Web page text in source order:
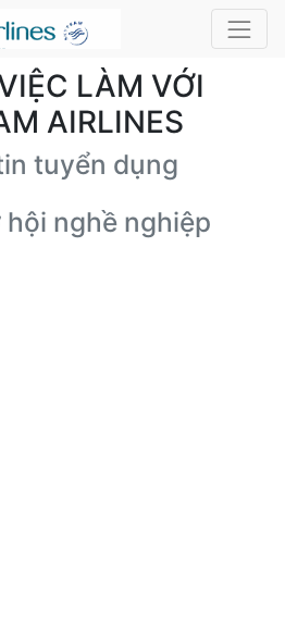
LÀM VỚI
AIRLINES
tuyển dụng
hội nghề nghiệp